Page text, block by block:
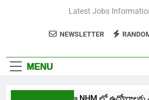
Latest Jobs
NEWSLETTER
MENU